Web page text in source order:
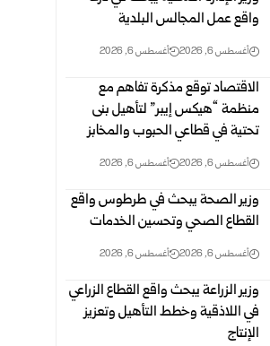
واقع عمل المجالس البلدية
أغسطس 6, 2026 أغسطس 6, 2026
الاقتصاد توقع مذكرة تفاهم ‏مع
منظمة “هيكس إيبر” لتأهيل بنى
تحتية في قطاعي الحبوب والمخابز
أغسطس 6, 2026 أغسطس 6, 2026
وزير الصحة يبحث في طرطوس واقع
القطاع الصحي وتحسين الخدمات
أغسطس 6, 2026 أغسطس 6, 2026
وزير الزراعة يبحث واقع القطاع الزراعي
في اللاذقية وخطط التأهيل وتعزيز
الإنتاج